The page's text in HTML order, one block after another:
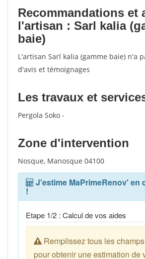
Recommandations et
l'artisan : Sarl kalia
baie)
L'artisan Sarl kalia (gamme baie) n'a
d'avis et témoignages
Les travaux et
Pergola Soko -
Zone d'intervention
Nosque, Manosque 04100